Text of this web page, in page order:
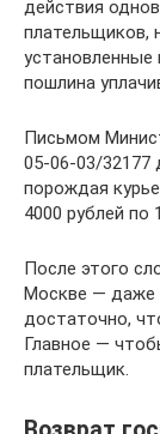
действия
плательщиков,
установленные
пошлина
Письмом
05-06-03/32177
порождая
4000 рублей по
После этого
Москве — даже
достаточно,
Главное —
плательщик.